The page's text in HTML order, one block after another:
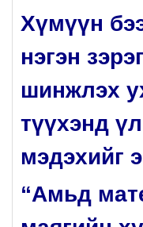
Хүмүүн
нэгэн
шинжлэх
түүхэнд
мэдэхийг
“Амьд